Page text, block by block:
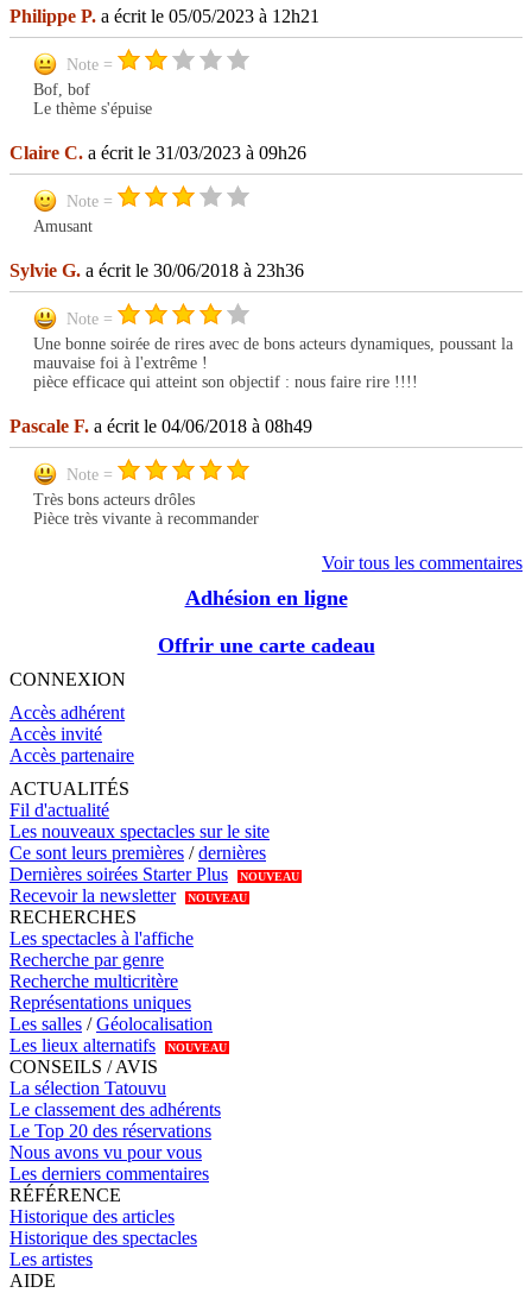
Philippe P. a écrit le 05/05/2023 à 12h21
Note =
Bof, bof
Le thème s'épuise
Claire C. a écrit le 31/03/2023 à 09h26
Note =
Amusant
Sylvie G. a écrit le 30/06/2018 à 23h36
Note =
Une bonne soirée de rires avec de bons acteurs dynamiques, poussant la
mauvaise foi à l'extrême !
pièce efficace qui atteint son objectif : nous faire rire !!!!
Pascale F. a écrit le 04/06/2018 à 08h49
Note =
Très bons acteurs drôles
Pièce très vivante à recommander
Voir tous les commentaires
Adhésion en ligne
Offrir une carte cadeau
CONNEXION
Accès adhérent
Accès invité
Accès partenaire
ACTUALITÉS
Fil d'actualité
Les nouveaux spectacles sur le site
Ce sont leurs premières /dernières
Dernières soirées Starter Plus
NOUVEAU
Recevoir la newsletter NOUVEAU
RECHERCHES
Les spectacles à l'affiche
Recherche par genre
Recherche multicritère
Représentations uniques
Les salles /Géolocalisation
Les lieux alternatifs
NOUVEAU
CONSEILS / AVIS
La sélection Tatouvu
Le classement des adhérents
Le Top 20 des réservations
Nous avons vu pour vous
Les derniers commentaires
RÉFÉRENCE
Historique des articles
Historique des spectacles
Les artistes
AIDE